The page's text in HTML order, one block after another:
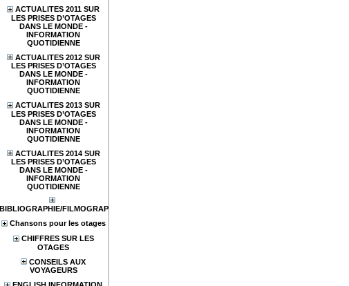
ACTUALITES 2011 SUR
LES PRISES D’OTAGES
DANS LE MONDE -
INFORMATION
QUOTIDIENNE
ACTUALITES 2012 SUR
LES PRISES D’OTAGES
DANS LE MONDE -
INFORMATION
QUOTIDIENNE
ACTUALITES 2013 SUR
LES PRISES D’OTAGES
DANS LE MONDE -
INFORMATION
QUOTIDIENNE
ACTUALITES 2014 SUR
LES PRISES D’OTAGES
DANS LE MONDE -
INFORMATION
QUOTIDIENNE
BIBLIOGRAPHIE/FILMOGRAPHIE
Chansons pour les otages
CHIFFRES SUR LES
OTAGES
CONSEILS AUX
VOYAGEURS